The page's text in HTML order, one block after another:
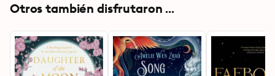
Otros también disfrutaron ...